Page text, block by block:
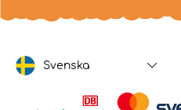
Svenska